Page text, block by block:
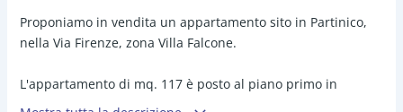
Proponiamo in vendita un appartamento sito in Partinico,
nella Via Firenze, zona Villa Falcone.
L'appartamento di mq. 117 è posto al piano primo in
con
test o condominiale privato di 3 appartamenti in totale.